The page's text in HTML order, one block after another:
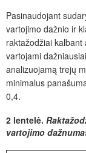
Pasinaudojant
vartojimo dažnio ir
raktažodžiai
vartojami
analizuojamą trejų
minimalus
0,4.
2 lentelė.
vartojimo